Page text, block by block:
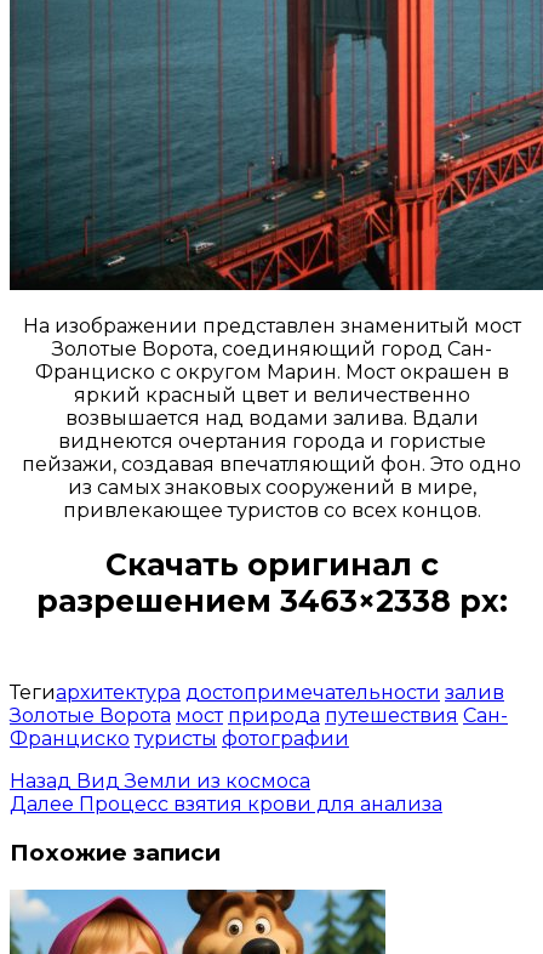
На изображении представлен знаменитый мост
Золотые Ворота, соединяющий город Сан-
Франциско с округом Марин. Мост окрашен в
яркий красный цвет и величественно
возвышается над водами залива. Вдали
виднеются очертания города и гористые
пейзажи, создавая впечатляющий фон. Это одно
из самых знаковых сооружений в мире,
привлекающее туристов со всех концов.
Скачать оригинал с
разрешением 3463×2338 px:
Тегиархитектура достопримечательности залив
Золотые Ворота мост природа путешествия Сан-
Франциско туристы фотографии
Назад Вид Земли из космоса
Далее Процесс взятия крови для анализа
Похожие записи